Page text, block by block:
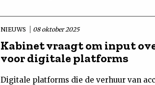
NIEUWS 08 oktober 2025
Kabinet vraagt om input
voor digitale platforms
Digitale platforms die de verhuur van